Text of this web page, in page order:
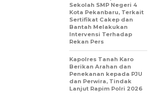
Sekolah SMP Negeri 4
Kota Pekanbaru, Terkait
Sertifikat Cakep dan
Bantah Melakukan
Intervensi Terhadap
Rekan Pers
Kapolres Tanah Karo
Berikan Arahan dan
Penekanan kepada PJU
dan Perwira, Tindak
Lanjut Rapim Polri 2026